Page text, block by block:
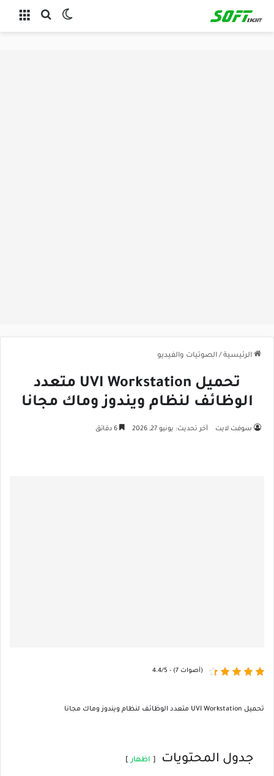
القائمة بحث عن
الرئيسية / الصوتيات والفيديو
تحميل UVI Workstation متعدد
الوظائف لنظام ويندوز وماك مجانا
سوفت لايت آخر تحديث: يونيو 27, 2026
4.4/5 - (7 أصوات)
تحميل UVI Workstation متعدد الوظائف لنظام ويندوز وماك مجانا
جدول المحتويات اظهار